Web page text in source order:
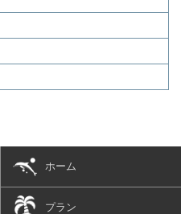
ホーム
プラン